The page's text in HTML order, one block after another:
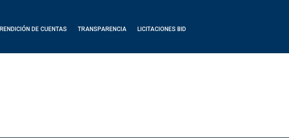
RENDICIÓN DE CUENTAS TRANSPARENCIA LICITACIONES BID